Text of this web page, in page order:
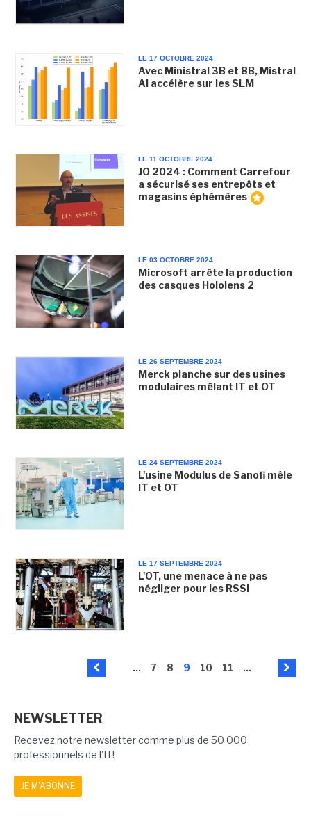
LE 17 OCTOBRE 2024
Avec Ministral 3B et 8B, Mistral
AI accélère sur les SLM
LE 11 OCTOBRE 2024
JO 2024 : Comment Carrefour
a sécurisé ses entrepôts et
magasins éphémères
LE 03 OCTOBRE 2024
Microsoft arrête la production
des casques Hololens 2
LE 26 SEPTEMBRE 2024
Merck planche sur des usines
modulaires mêlant IT et OT
LE 24 SEPTEMBRE 2024
L'usine Modulus de Sanofi mêle
IT et OT
LE 17 SEPTEMBRE 2024
L'OT, une menace à ne pas
négliger pour les RSSI
... 7 8 9 10 11 ...
NEWSLETTER
Recevez notre newsletter comme plus de 50 000
professionnels de l'IT!
JE M'ABONNE